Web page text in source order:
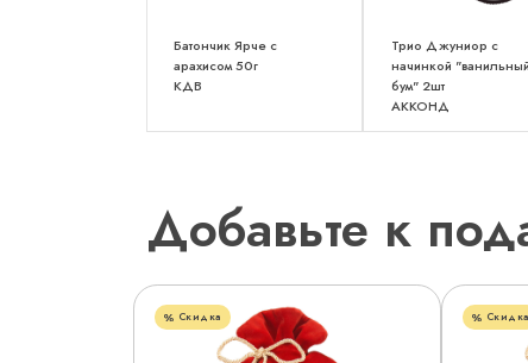
Батончик Ярче с
арахисом 50г
КДВ
Трио Джуниор с
начинкой "ванильный
бум" 2шт
АККОНД
Добавьте к
Скидка Скидка